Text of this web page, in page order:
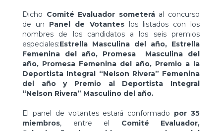
Dicho Comité Evaluador someterá al concurso
de un Panel de Votanteslos listados con los
nombres de los candidatos a los seis premios
especiales:Estrella Masculina del año, Estrella
Femenina del año, Promesa Masculina del
año, Promesa Femenina del año, Premio a la
Deportista Integral “Nelson Rivera” Femenina
del año y Premio al Deportista Integral
“Nelson Rivera” Masculino del año.
El panel de votantes estará conformado por 35
miembros, entre el Comité Evaluador,